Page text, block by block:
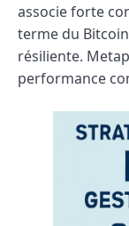
associe forte
terme du
résiliente.
performance